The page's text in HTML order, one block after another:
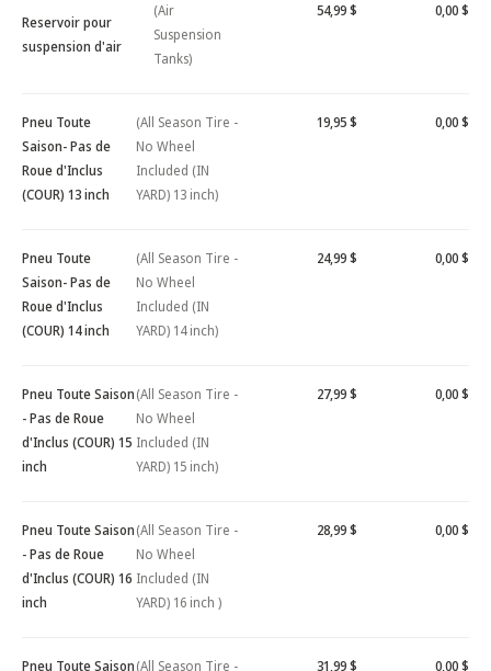
Reservoir pour
suspension d'air
(Air
Suspension
Tanks)
54,99 $ 0,00 $
Pneu Toute
Saison- Pas de
Roue d'Inclus
(COUR) 13 inch
(All Season Tire -
No Wheel
Included (IN
YARD) 13 inch)
19,95 $ 0,00 $
Pneu Toute
Saison- Pas de
Roue d'Inclus
(COUR) 14 inch
(All Season Tire -
No Wheel
Included (IN
YARD) 14 inch)
24,99 $ 0,00 $
Pneu Toute Saison
- Pas de Roue
d'Inclus (COUR) 15
inch
(All Season Tire -
No Wheel
Included (IN
YARD) 15 inch)
27,99 $ 0,00 $
Pneu Toute Saison
- Pas de Roue
d'Inclus (COUR) 16
inch
(All Season Tire -
No Wheel
Included (IN
YARD) 16 inch )
28,99 $ 0,00 $
Pneu Toute Saison(All Season Tire - 31,99 $ 0,00 $